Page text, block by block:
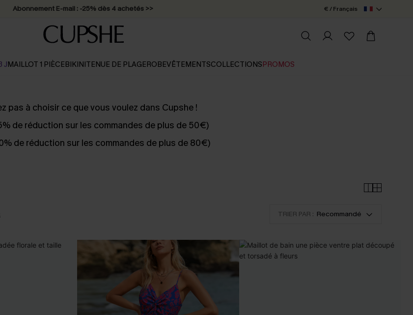
Abonnement E-mail : -25% dès 4 achetés >> € / Français
JMAILLOT 1 PIÈCEBIKINITENUE DE PLAGEROBEVÊTEMENTSCOLLECTIONSPROMOS
pas à choisir ce que vous voulez dans Cupshe !
de réduction sur les commandes de plus de 50€)
de réduction sur les commandes de plus de 80€)
TRIER PAR : Recommandé